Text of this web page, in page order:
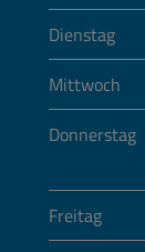
Dienstag
Mittwoch
Donnerstag
Freitag